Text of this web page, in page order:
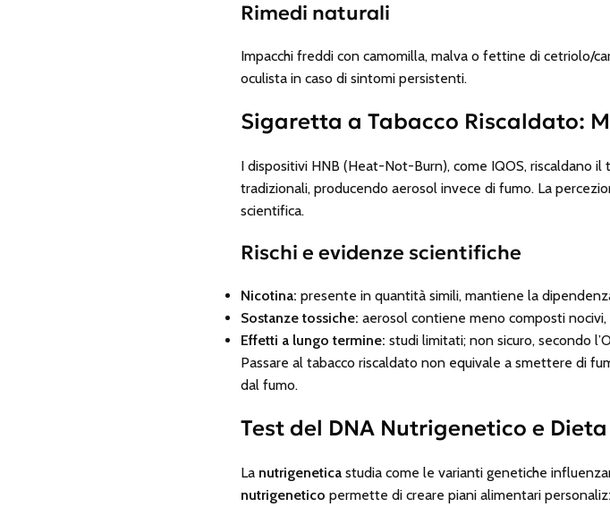
Rimedi naturali
Impacchi freddi con camomilla, malva o fettine di cetriolo/
oculista in caso di sintomi persistenti.
Sigaretta a Tabacco Riscaldato:
I dispositivi HNB (Heat-Not-Burn), come IQOS, riscaldano
tradizionali, producendo aerosol invece di fumo. La
scientifica.
Rischi e evidenze scientifiche
Nicotina: presente in quantità simili, mantiene la
Sostanze tossiche: aerosol contiene meno composti
Effetti a lungo termine: studi limitati; non sicuro, secondo
Passare al tabacco riscaldato non equivale a smettere di
dal fumo.
Test del DNA Nutrigenetico e
La nutrigeneticastudia come le varianti genetiche
nutrigenetico permette di creare piani alimentari